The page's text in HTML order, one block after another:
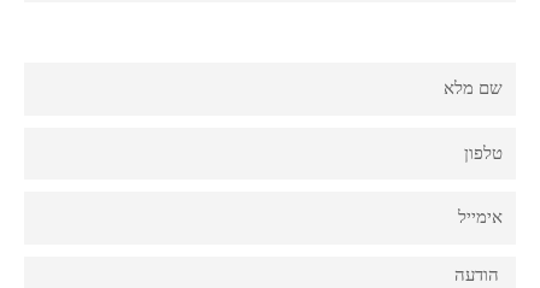
Fname
Phone
Email
Comments